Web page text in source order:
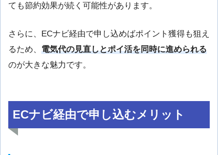
ても節約効果が続く可能性があります。
さらに、ECナビ経由で申し込めばポイント獲得も狙え
るため、 電気代の見直しとポイ活を同時に進められる
のが大きな魅力です。
ECナビ経由で申し込むメリット